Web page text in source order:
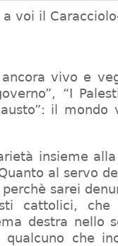
voi il
ancora vivo e
“I
il mondo
insieme
al servo
sarei
cattolici,
destra nello
che